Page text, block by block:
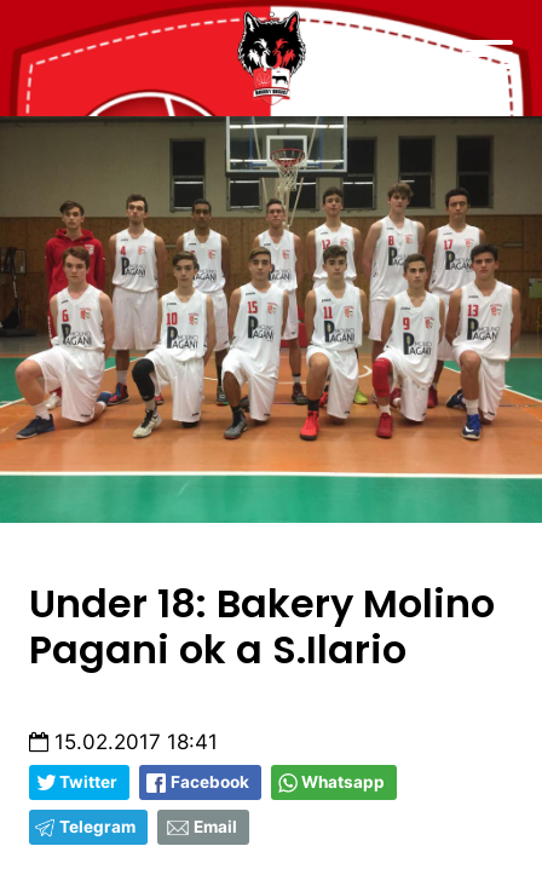
Under 18: Bakery Molino
Pagani ok a S.Ilario
15.02.2017 18:41
Twitter Facebook Whatsapp
Telegram Email